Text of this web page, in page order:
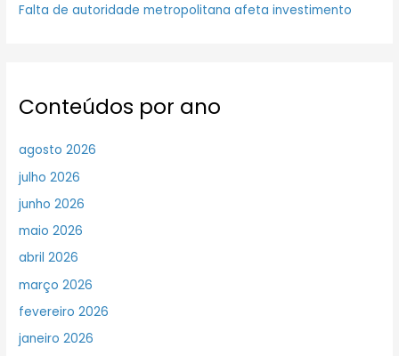
Falta de autoridade metropolitana afeta investimento
Conteúdos por ano
agosto 2026
julho 2026
junho 2026
maio 2026
abril 2026
março 2026
fevereiro 2026
janeiro 2026